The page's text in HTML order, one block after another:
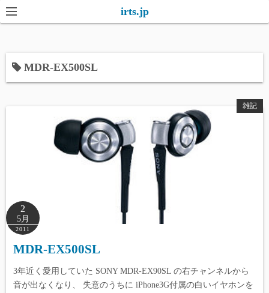
コ
ン
ン
へ
irts.jp
MDR-EX500SL
雑記
2
5月
2011
MDR-EX500SL
3年近く愛用していた SONY MDR-EX90SL の右チャンネルから
音が出なくなり、 失意のうちに iPhone3G付属の白いイヤホンを